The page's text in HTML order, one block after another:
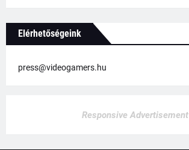
Elérhetőségeink
press@videogamers.hu
Responsive Advertisement